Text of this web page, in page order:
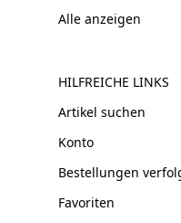
Alle anzeigen
HILFREICHE LINKS
Artikel suchen
Konto
Bestellungen
Favoriten